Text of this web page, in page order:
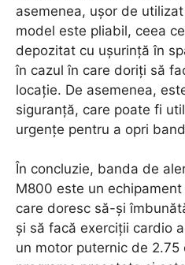
asemenea, ușor de
model este pliabil, ceea
depozitat cu ușurință în
în cazul în care doriți să
locație. De asemenea,
siguranță, care poate fi
urgențe pentru a opri
În concluzie, banda de
M800 este un
care doresc să-și
și să facă exerciții cardio
un motor puternic de